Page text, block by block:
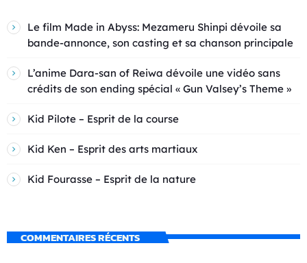
Le film Made in Abyss: Mezameru Shinpi dévoile sa
bande-annonce, son casting et sa chanson principale
L’anime Dara-san of Reiwa dévoile une vidéo sans
crédits de son ending spécial « Gun Valsey’s Theme »
Kid Pilote – Esprit de la course
Kid Ken – Esprit des arts martiaux
Kid Fourasse – Esprit de la nature
COMMENTAIRES RÉCENTS